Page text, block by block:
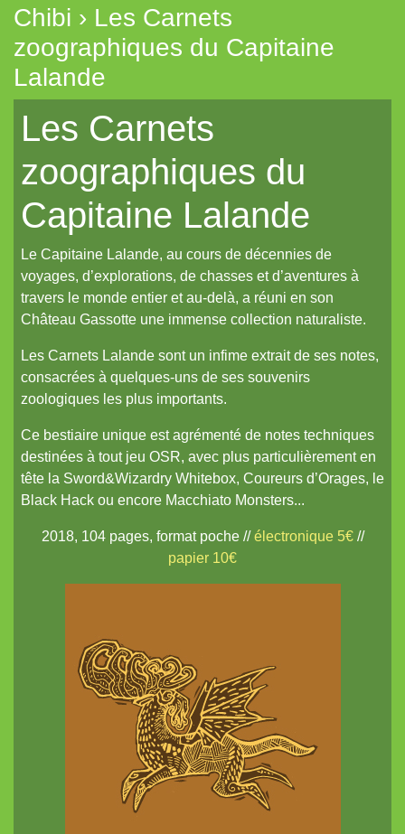
De Urbium Graphidibus
La Frontière
Cerbère
Les cahiers du Vastemonde
Pour une poignée de sapèques
Les Carnets zoographiques du Capitaine Lalande
Aux seuils d'abysses très-anciens
De Chorographia
Raj Victoria
Coureurs d'Orages
Britannia Obscura
Pits and Perils
Diceless Dungeons
Les Contes du Dragon
Des plans sur la tomette
La Lune et Douze Lotus
Chibi › Les Carnets
zoographiques du Capitaine
Lalande
Les Carnets
zoographiques du
Capitaine Lalande
Le Capitaine Lalande, au cours de décennies de
voyages, d’explorations, de chasses et d’aventures à
travers le monde entier et au-delà, a réuni en son
Château Gassotte une immense collection naturaliste.
Les Carnets Lalande sont un infime extrait de ses notes,
consacrées à quelques-uns de ses souvenirs
zoologiques les plus importants.
Ce bestiaire unique est agrémenté de notes techniques
destinées à tout jeu OSR, avec plus particulièrement en
tête la Sword&Wizardry Whitebox, Coureurs d’Orages, le
Black Hack ou encore Macchiato Monsters...
2018, 104 pages, format poche //électronique 5€//
papier 10€